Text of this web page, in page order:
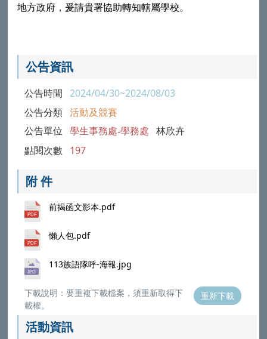
地方政府，爰請貴署協助轉知轄屬學校。
公告資訊
公告時間 2024/04/30~2024/08/03
公告分類 活動及競賽
公告單位 學生事務處-學務處 林欣卉
點閱次數 197
附 件
前揭函文影本.pdf
懶人包.pdf
113族語隊呼-海報.jpg
下載說明：要重複下載檔案，須重新取得下
載權。
重新下載
活動資訊